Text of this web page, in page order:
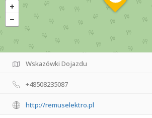
Wskazówki Dojazdu
+48508235087
http://remuselektro.pl